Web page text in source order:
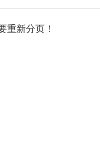
重新分页！